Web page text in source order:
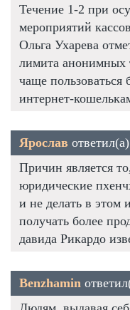
Течение 1-2 при
мероприятий
Ольга Ухарева
лимита анонимных
чаще пользоваться
интернет-
Ярослав ответил(а)
Причин является
юридические
и не делать в этом
получать более
давида Рикардо
Benzhamin